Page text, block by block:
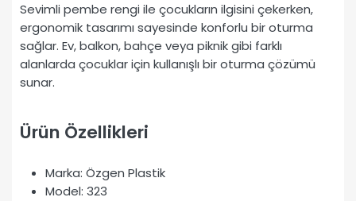
Sevimli pembe rengi ile çocukların ilgisini çekerken,
ergonomik tasarımı sayesinde konforlu bir oturma
sağlar. Ev, balkon, bahçe veya piknik gibi farklı
alanlarda çocuklar için kullanışlı bir oturma çözümü
sunar.
Ürün Özellikleri
Marka: Özgen Plastik
Model: 323